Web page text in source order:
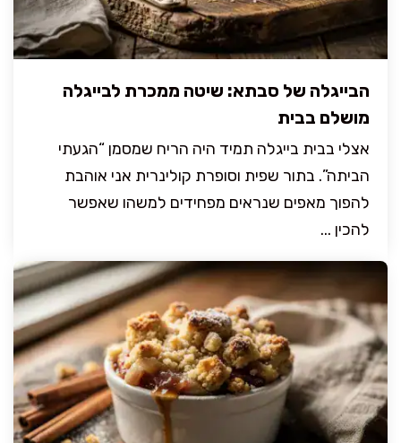
הבייגלה של סבתא: שיטה ממכרת לבייגלה
מושלם בבית
אצלי בבית בייגלה תמיד היה הריח שמסמן “הגעתי
הביתה”. בתור שפית וסופרת קולינרית אני אוהבת
להפוך מאפים שנראים מפחידים למשהו שאפשר
להכין ...